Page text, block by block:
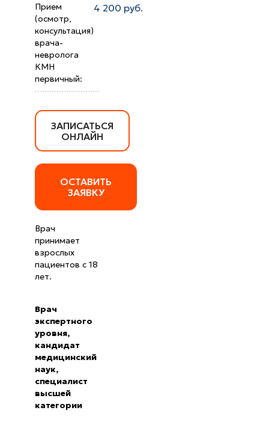
Прием
(осмотр,
консультация)
врача-
невролога
КМН
первичный:
4 200 руб.
ЗАПИСАТЬСЯ
ОНЛАЙН
ОСТАВИТЬ
ЗАЯВКУ
Врач
принимает
взрослых
пациентов с 18
лет.
Врач
экспертного
уровня,
кандидат
медицинский
наук,
специалист
высшей
категории